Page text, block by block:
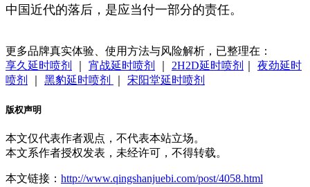
中国近代的落后，是应当付一部分的责任。
更多品牌真实体验、使用方法与风险解析，已整理在：
享久延时喷剂
宵战延时喷剂 2H2D延时喷剂
夜劲延时
喷剂
黑豹延时喷剂 宋阳堂延时喷剂
版权声明
本文仅代表作者观点，不代表本站立场。
本文系作者授权发表，未经许可，不得转载。
本文链接： http://www.qingshanjuebi.com/post/4058.html